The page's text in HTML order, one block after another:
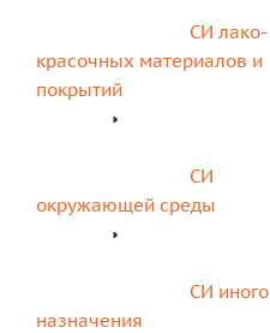
СИ лако-
красочных материалов и
покрытий
СИ
окружающей среды
СИ иного
назначения